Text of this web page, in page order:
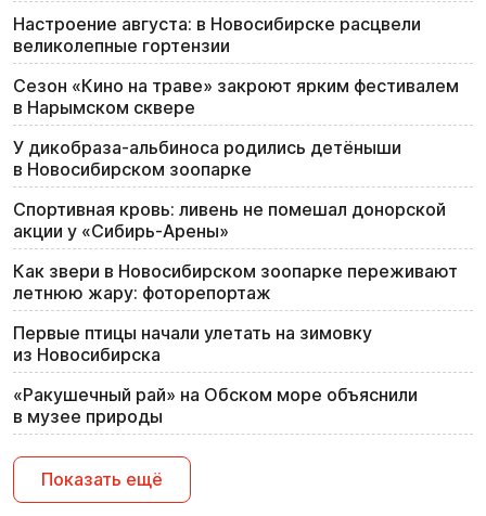
Настроение августа: в Новосибирске расцвели
великолепные гортензии
Сезон «Кино на траве» закроют ярким фестивалем
в Нарымском сквере
У дикобраза-альбиноса родились детёныши
в Новосибирском зоопарке
Спортивная кровь: ливень не помешал донорской
акции у «Сибирь-Арены»
Как звери в Новосибирском зоопарке переживают
летнюю жару: фоторепортаж
Первые птицы начали улетать на зимовку
из Новосибирска
«Ракушечный рай» на Обском море объяснили
в музее природы
Показать ещё